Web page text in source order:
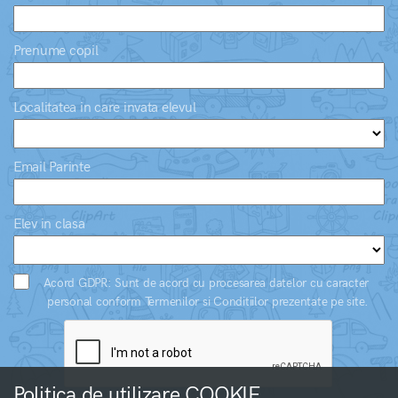
Prenume copil
Localitatea in care invata elevul
Email Parinte
Elev in clasa
Acord GDPR: Sunt de acord cu procesarea datelor cu caracter
personal conform Termenilor si Conditiilor prezentate pe site.